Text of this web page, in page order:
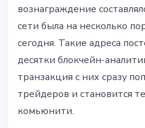
вознаграждение
сети была на несколько
сегодня. Такие адреса
десятки блокчейн-
транзакция с них сразу
трейдеров и становится
комьюнити.